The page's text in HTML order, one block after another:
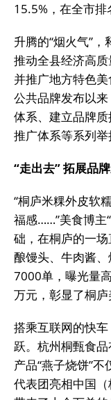
15.5%，在全市排
升腾的“烟火气”
推动全县经济高
并推广地方特色
公共品牌发布以
体系、建立品牌
推广体系等系列举
“走出去” 拓展品
“桐庐米粿外皮软
福感……”美食博主
础，在桐庐的一
酿馒头、牛肉酱
7000单，曝光量
万元，彰显了桐庐
搭乘互联网的快
跃。杭州桐甄食
产品“燕子烧饼”
代表团亮相中国